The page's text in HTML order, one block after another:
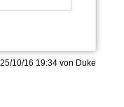
10/16 19:34 von Duke